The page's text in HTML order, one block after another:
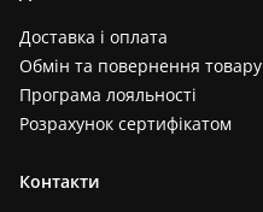
Доставка і оплата
Обмін та повернення товару
Програма лояльності
Розрахунок сертифікатом
Контакти